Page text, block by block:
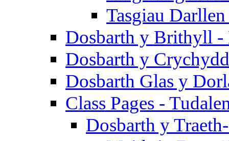
Tasgiau
Dosbarth y Brithyll
Dosbarth y
Dosbarth Glas y
Class Pages -
Dosbarth y